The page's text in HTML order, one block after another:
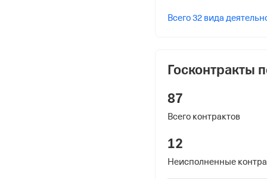
Межрайонная
125373, гор. Москва,
Регистрационный
1026810083
Всего 32 вида
Госконтракты
87
Всего контрактов
12
Неисполненные